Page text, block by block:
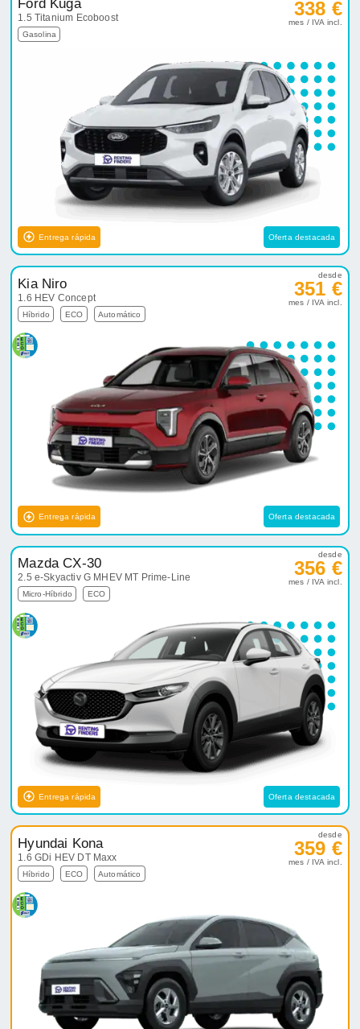
Ford Kuga
1.5 Titanium Ecoboost
Gasolina
338 €
mes / IVA incl.
Entrega rápida Oferta destacada
Kia Niro
1.6 HEV Concept
Híbrido ECO Automático
desde
351 €
mes / IVA incl.
Entrega rápida Oferta destacada
Mazda CX-30
2.5 e-Skyactiv G MHEV MT Prime-Line
Micro-Híbrido ECO
desde
356 €
mes / IVA incl.
Entrega rápida Oferta destacada
Hyundai Kona
1.6 GDi HEV DT Maxx
Híbrido ECO Automático
desde
359 €
mes / IVA incl.